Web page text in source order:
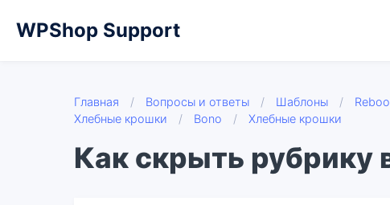
WPShop Support
Главная / Вопросы и ответы / Шаблоны /
Хлебные крошки
/ Bono / Хлебные крошки
Как скрыть рубрику